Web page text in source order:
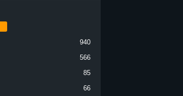
940
566
85
66